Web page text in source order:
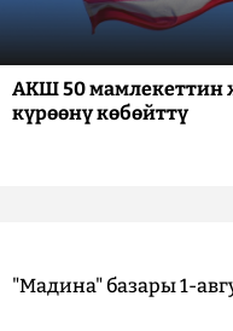
АКШ 50 мамлекеттин
күрөөнү көбөйттү
"Мадина" базары 1-